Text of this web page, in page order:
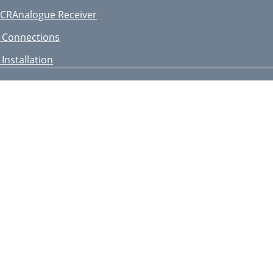
Receiver
Connections
Installation
Audio/Video settings